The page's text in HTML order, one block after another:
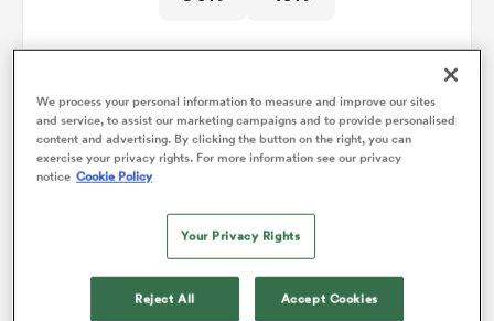
Détails du match
Fiji v Tonga
We process your personal information to measure and improve our sites
and service, to assist our marketing campaigns and to provide personalised
content and advertising. By clicking the button on the right, you can
exercise your privacy rights. For more information see our privacy
notice Cookie Policy
Your Privacy Rights
Reject All Accept Cookies